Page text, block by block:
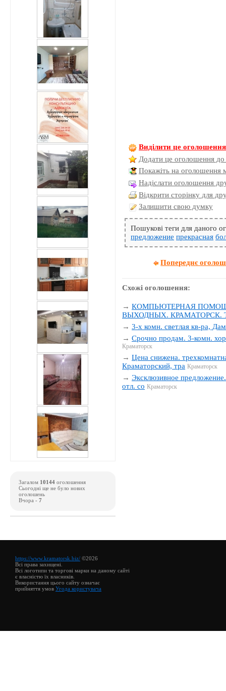
Виділити це оголошення
Додати це оголошення до
Покажіть на оголошення
Надіслати оголошення
Відкрити сторінку для
Залишити свою думку
Пошукові теги для даного
предложение прекрасная
Попереднє
Схожі оголошення:
→КОМПЬЮТЕРНАЯ
ВЫХОДНЫХ. КРАМАТОРСК.
→3-х комн. светлая кв-ра,
→Срочно продам. 3-комн.
Краматорск
→Цена снижена.
Краматорский, тра Краматорск
→Эксклюзивное
отл. со Краматорск
Загалом 10144 оголошення
Сьогодні ще не було нових
оголошень
Вчора - 7
https://www.kramatorsk.biz/ ©2026
Всі права захищені.
Всі логотипи та торгові марки на даному сайті
є власністю їх власників.
Використання цього сайту означає
прийняття умов Угода користувача